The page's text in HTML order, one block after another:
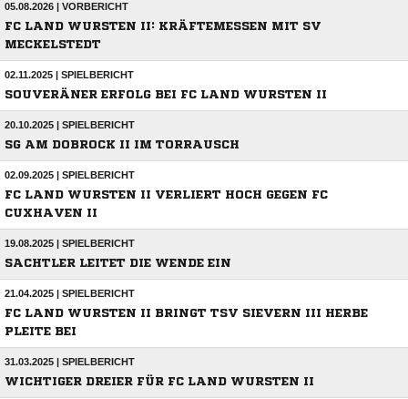
05.08.2026 | VORBERICHT
FC LAND WURSTEN II: KRÄFTEMESSEN MIT SV
MECKELSTEDT
02.11.2025 | SPIELBERICHT
SOUVERÄNER ERFOLG BEI FC LAND WURSTEN II
20.10.2025 | SPIELBERICHT
SG AM DOBROCK II IM TORRAUSCH
02.09.2025 | SPIELBERICHT
FC LAND WURSTEN II VERLIERT HOCH GEGEN FC
CUXHAVEN II
19.08.2025 | SPIELBERICHT
SACHTLER LEITET DIE WENDE EIN
21.04.2025 | SPIELBERICHT
FC LAND WURSTEN II BRINGT TSV SIEVERN III HERBE
PLEITE BEI
31.03.2025 | SPIELBERICHT
WICHTIGER DREIER FÜR FC LAND WURSTEN II